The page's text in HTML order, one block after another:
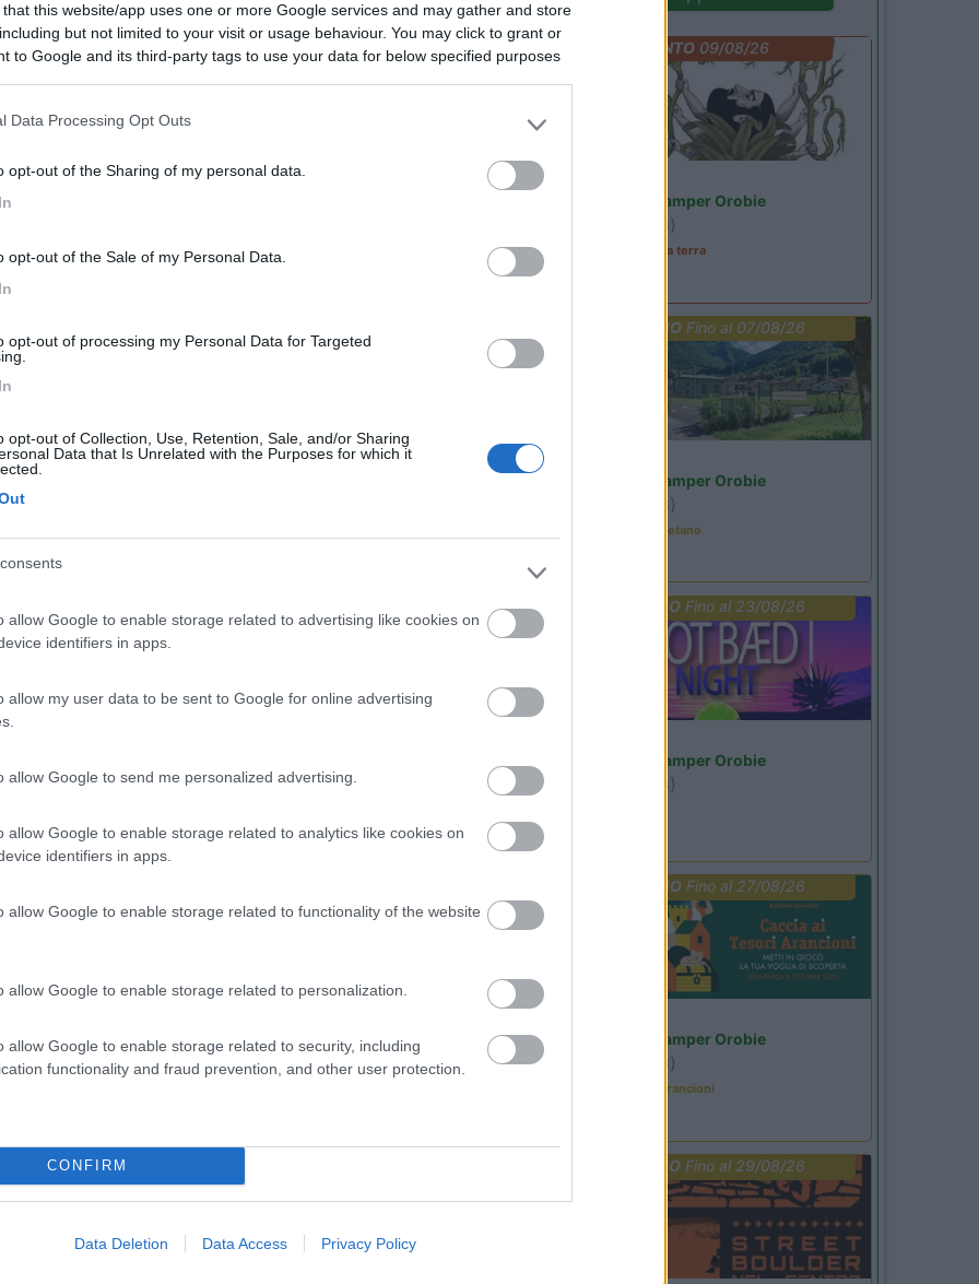
that this website/app uses one or more Google services and may gather and store
but not limited to your visit or usage behaviour. You may click to grant or
to Google and its third-party tags to use your data for below specified purposes
Data Processing Opt Outs
opt-out of the Sharing of my personal data.
opt-out of the Sale of my Personal Data.
opt-out of processing my Personal Data for Targeted
opt-out of Collection, Use, Retention, Sale, and/or Sharing
Data that Is Unrelated with the Purposes for which it
allow Google to enable storage related to advertising like cookies on
identifiers in apps.
allow my user data to be sent to Google for online advertising
allow Google to send me personalized advertising.
allow Google to enable storage related to analytics like cookies on
identifiers in apps.
allow Google to enable storage related to functionality of the website
allow Google to enable storage related to personalization.
allow Google to enable storage related to security, including
functionality and fraud prevention, and other user protection.
CONFIRM
Data Deletion Data Access Privacy Policy
Posizione
- 7.3km
Posizione
- 8.2km
7,7
Boccio 10
(PG) - 18.7km
(PG) - 24.8km
EVENTO09/08/26
Area Sosta Camper Orobie
(BG)
A levar l'ombra da terra
PROMOFino al 07/08/26
Area Sosta Camper Orobie
(BG)
Tributo a Rino Gaetano
PROMO Fino al 23/08/26
Area Sosta Camper Orobie
(BG)
PROMOFino al 27/08/26
Area Sosta Camper Orobie
(BG)
Caccia ai tesori arancioni
PROMO Fino al 29/08/26